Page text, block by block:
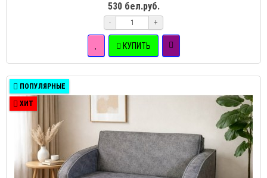
530 бел.руб.
- +
КУПИТЬ
ПОПУЛЯРНЫЕ
ХИТ